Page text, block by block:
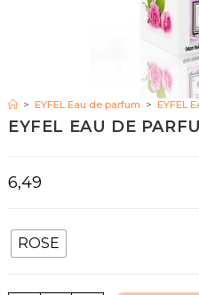
> EYFEL Eau de parfum > EYFEL
EYFEL EAU DE
6,49
ROSE